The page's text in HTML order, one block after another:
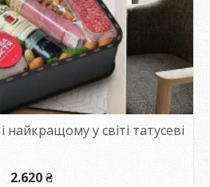
найкращому у світі татусеві
2.620₴